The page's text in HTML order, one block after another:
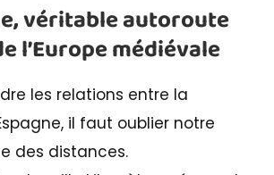
véritable autoroute
l’Europe médiévale
les relations entre la
il faut oublier notre
des distances.